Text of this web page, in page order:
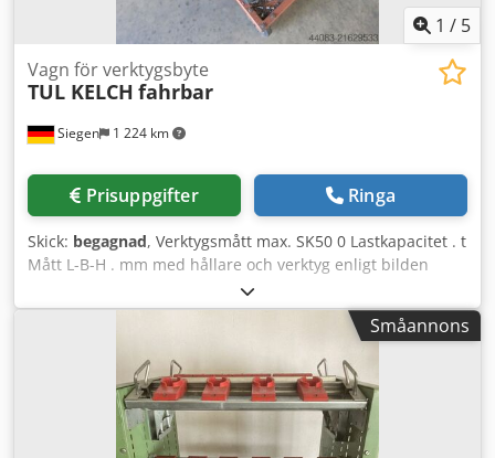
1 / 5
Siegen 1 224 km
Vagn för verktygsbyte
TUL KELCH fahrbar
Prisuppgifter Ringa
Skick: begagnad, Verktygsmått max. SK50 0 Lastkapacitet . t
Mått L-B-H . mm med hållare och verktyg enligt bilden
Tekniska data är uppgifter från tillverkare eller operatör
och är inte bindande för oss. Mellanförsäljning
förbehålles; endast våra affärs- och försäljningsvillkor
gäller. Om oss över 400 egna maskiner i lager över 15 000
m² lageryta, krankapacitet 70 t mer än 10 000 artiklar av
tillbehör för din verkstad Vill du sälja maskiner,
produktionslinjer eller din verksamhet, Dcodpjyycw Sjfx
Anlok kontakta oss gärna. Fler erbjudanden finns på vår
Småannons